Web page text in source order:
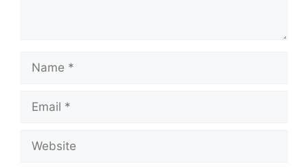
Name
Email
Website